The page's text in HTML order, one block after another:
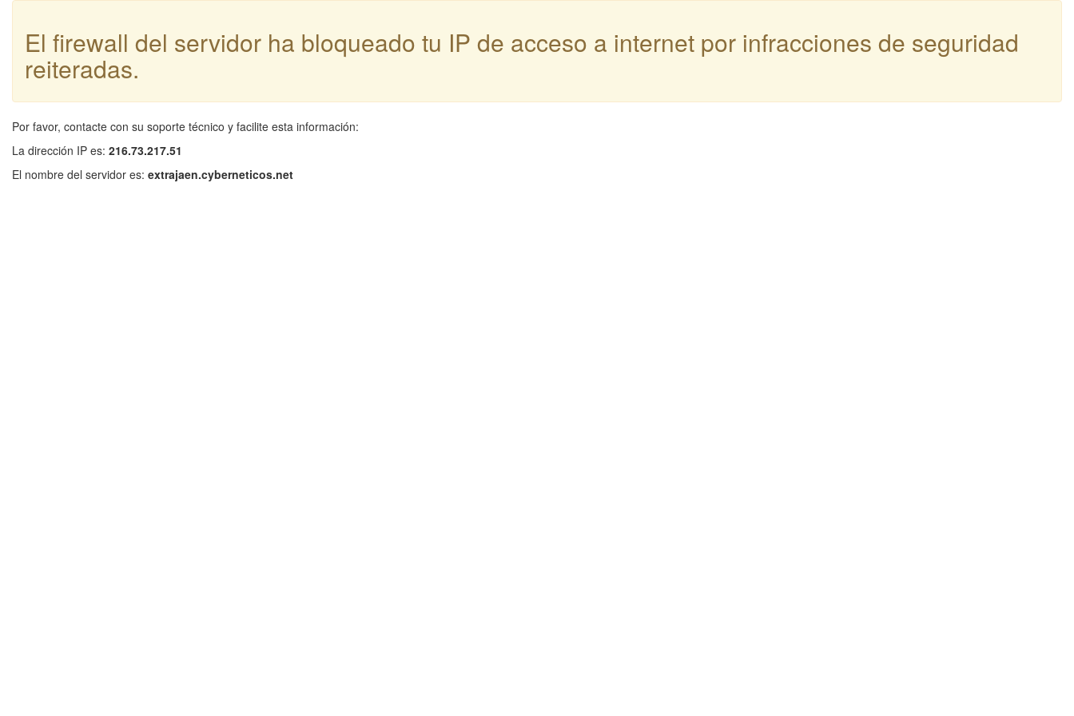
El firewall del servidor ha bloqueado tu IP de acceso a internet por infracciones de seguridad
reiteradas.
Por favor, contacte con su soporte técnico y facilite esta información:
La dirección IP es: 216.73.217.51
El nombre del servidor es: extrajaen.cyberneticos.net